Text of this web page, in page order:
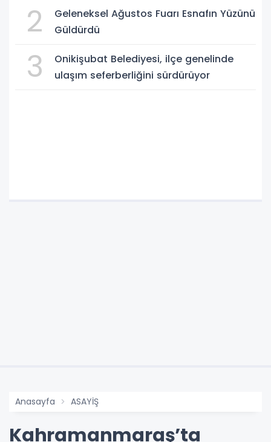
2
Geleneksel Ağustos Fuarı Esnafın Yüzünü
Güldürdü
3
Onikişubat Belediyesi, ilçe genelinde
ulaşım seferberliğini sürdürüyor
Anasayfa ASAYİŞ
Kahramanmaraş’ta